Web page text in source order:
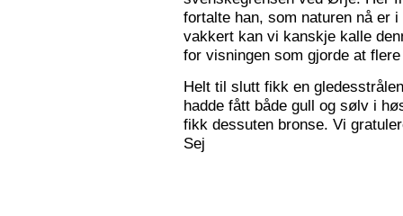
fortalte han, som naturen nå er
vakkert kan vi kanskje kalle
for visningen som gjorde at
Helt til slutt fikk en
hadde fått både gull og sølv i
fikk dessuten bronse. Vi
Sej